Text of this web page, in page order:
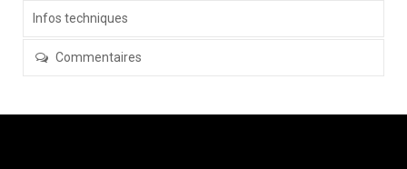
Infos techniques
Commentaires